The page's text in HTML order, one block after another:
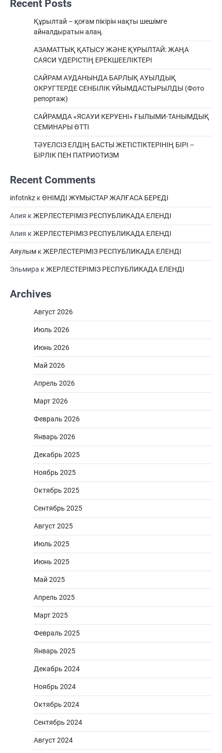
Recent Posts
Құрылтай – қоғам пікірін нақты шешімге
айналдыратын алаң.
АЗАМАТТЫҚ ҚАТЫСУ ЖӘНЕ ҚҰРЫЛТАЙ: ЖАҢА
САЯСИ ҮДЕРІСТІҢ ЕРЕКШEЕЛІКТЕРІ
САЙРАМ АУДАНЫНДА БАРЛЫҚ АУЫЛДЫҚ
ОКРУГТЕРДЕ СЕНБІЛІК ҰЙЫМДАСТЫРЫЛДЫ (Фото
репортаж)
САЙРАМДА «ЯСАУИ КЕРУЕНІ» ҒЫЛЫМИ-ТАНЫМДЫҚ
СЕМИНАРЫ ӨТТІ
ТӘУЕЛСІЗ ЕЛДІҢ БАСТЫ ЖЕТІСТІКТЕРІНІҢ БІРІ –
БІРЛІК ПЕН ПАТРИОТИЗМ
Recent Comments
infotnkz к ӨНІМДІ ЖҰМЫСТАР ЖАЛҒАСА БЕРЕДІ
Алия к ЖЕРЛЕСТЕРІМІЗ РЕСПУБЛИКАДА ЕЛЕНДІ
Алия к ЖЕРЛЕСТЕРІМІЗ РЕСПУБЛИКАДА ЕЛЕНДІ
Аяулым к ЖЕРЛЕСТЕРІМІЗ РЕСПУБЛИКАДА ЕЛЕНДІ
Эльмира к ЖЕРЛЕСТЕРІМІЗ РЕСПУБЛИКАДА ЕЛЕНДІ
Archives
Август 2026
Июль 2026
Июнь 2026
Май 2026
Апрель 2026
Март 2026
Февраль 2026
Январь 2026
Декабрь 2025
Ноябрь 2025
Октябрь 2025
Сентябрь 2025
Август 2025
Июль 2025
Июнь 2025
Май 2025
Апрель 2025
Март 2025
Февраль 2025
Январь 2025
Декабрь 2024
Ноябрь 2024
Октябрь 2024
Сентябрь 2024
Август 2024